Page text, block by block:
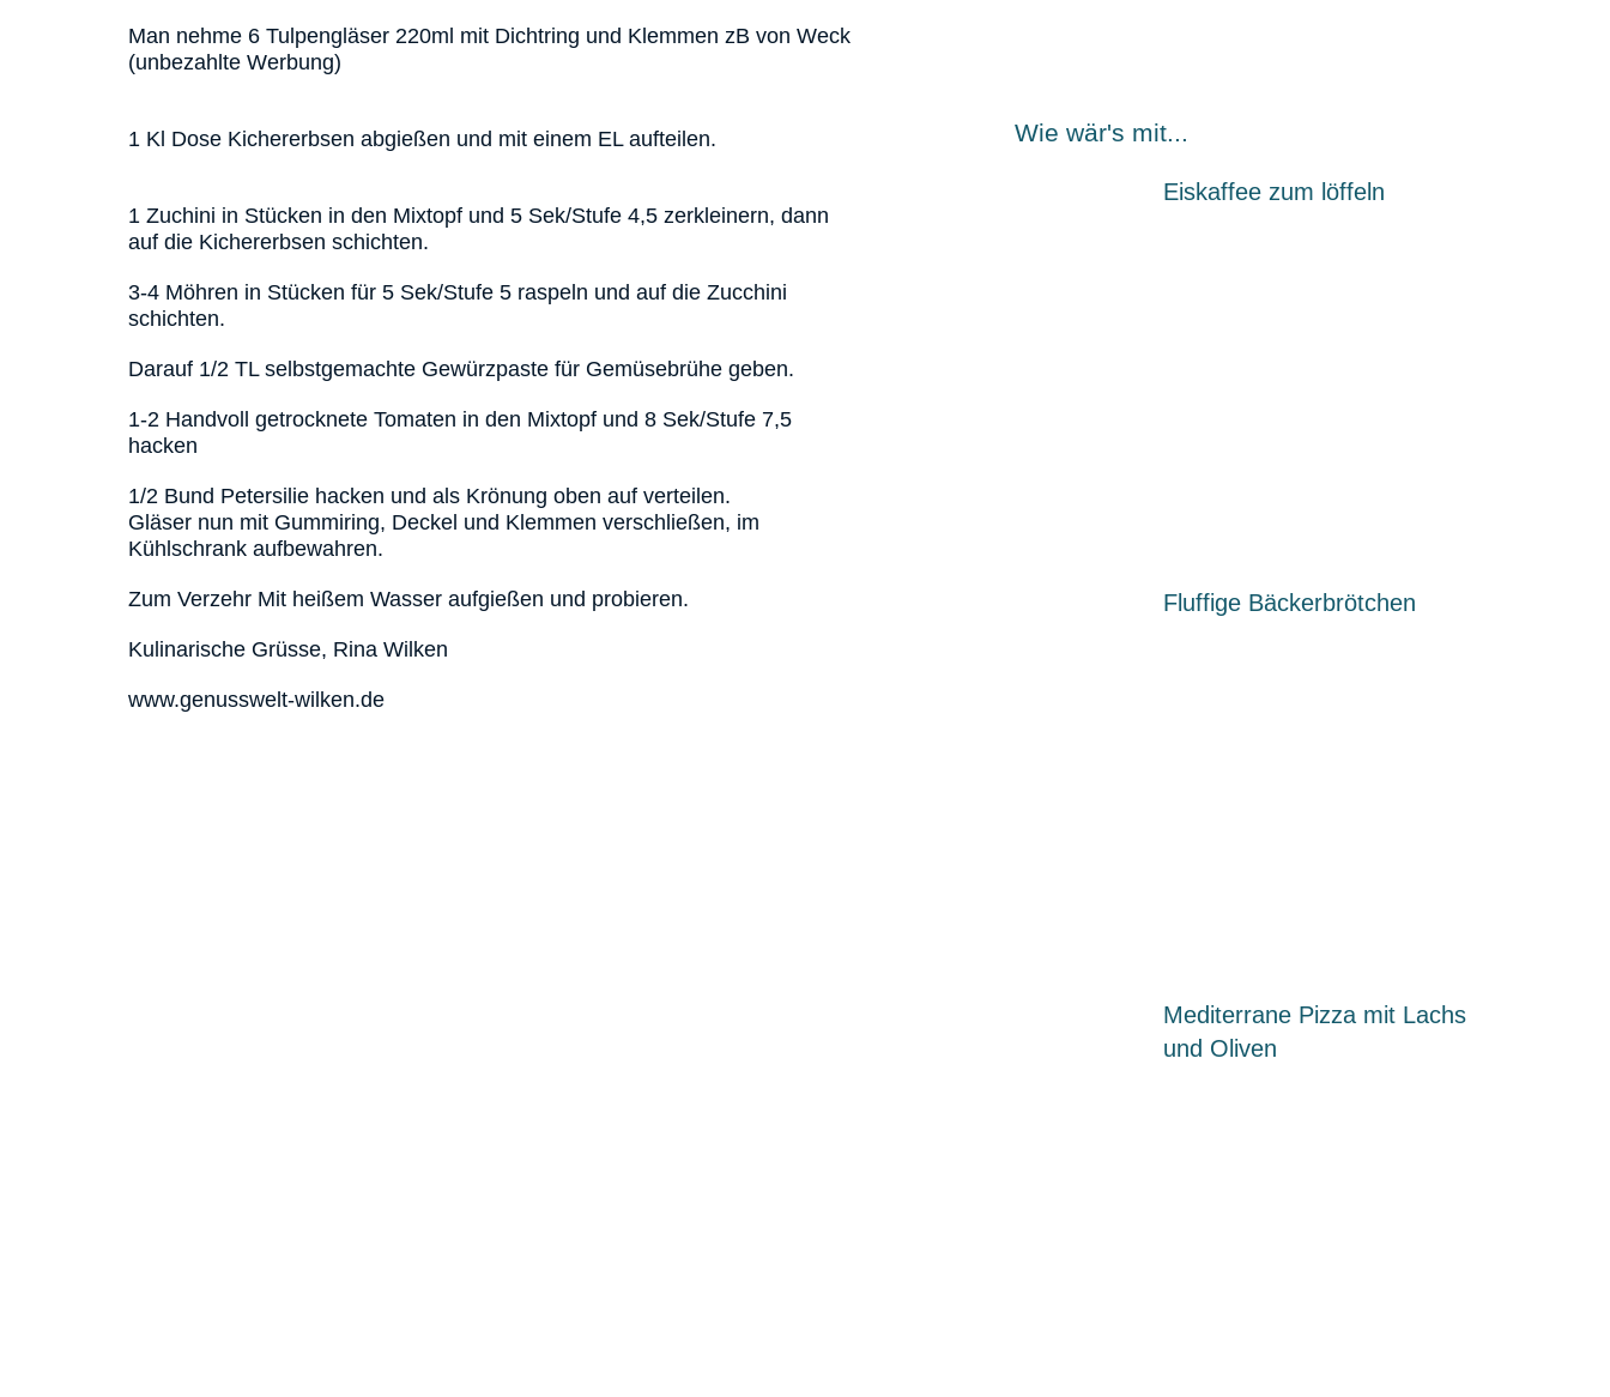
Man nehme 6 Tulpengläser 220ml mit Dichtring und Klemmen zB von Weck
(unbezahlte Werbung)
1 Kl Dose Kichererbsen abgießen und mit einem EL aufteilen.
1 Zuchini in Stücken in den Mixtopf und 5 Sek/Stufe 4,5 zerkleinern, dann
auf die Kichererbsen schichten.
3-4 Möhren in Stücken für 5 Sek/Stufe 5 raspeln und auf die Zucchini
schichten.
Darauf 1/2 TL selbstgemachte Gewürzpaste für Gemüsebrühe geben.
1-2 Handvoll getrocknete Tomaten in den Mixtopf und 8 Sek/Stufe 7,5
hacken
1/2 Bund Petersilie hacken und als Krönung oben auf verteilen.
Gläser nun mit Gummiring, Deckel und Klemmen verschließen, im
Kühlschrank aufbewahren.
Zum Verzehr Mit heißem Wasser aufgießen und probieren.
Kulinarische Grüsse, Rina Wilken
www.genusswelt-wilken.de
Wie wär's mit...
Eiskaffee zum löffeln
Fluffige Bäckerbrötchen
Mediterrane Pizza mit Lachs
und Oliven